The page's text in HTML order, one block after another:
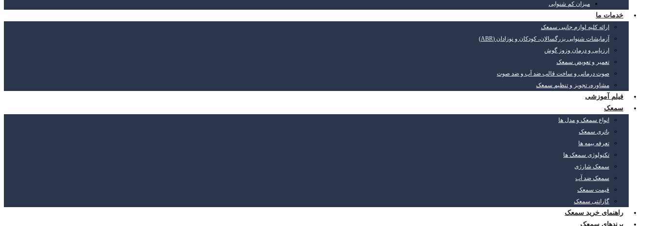
میزان کم شنوایی
خدمات ما
ارائه کلیه لوازم جانبی سمعک
آزمایشات شنوایی بزرگسالان، کودکان و نوزادان (ABR)
ارزیابی و درمان وزوز گوش
تعمیر و تعویض سمعک
صوت درمانی و ساخت قالب ضد آب و ضد صوت
مشاوره، تجویز و تنظیم سمعک
فیلم آموزشی
سمعک
انواع سمعک و مدل ها
باتری سمعک
تعرفه بیمه ها
تکنولوژی سمعک ها
سمعک شارژی
سمعک ضد آب
قیمت سمعک
گارانتی سمعک
راهنمای خرید سمعک
برندهای سمعک